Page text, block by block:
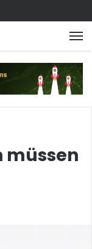
müssen